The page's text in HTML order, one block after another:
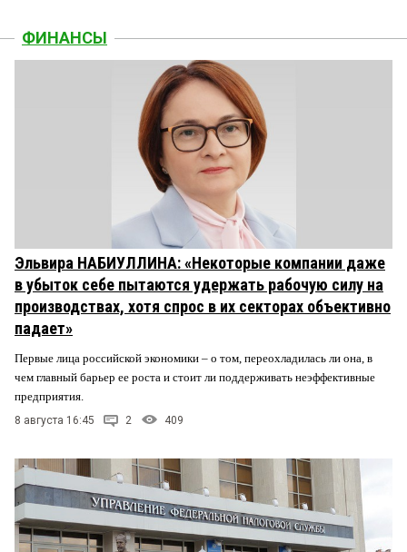
ФИНАНСЫ
Эльвира НАБИУЛЛИНА: «Некоторые компании даже
в убыток себе пытаются удержать рабочую силу на
производствах, хотя спрос в их секторах объективно
падает»
Первые лица российской экономики – о том, переохладилась ли она, в
чем главный барьер ее роста и стоит ли поддерживать неэффективные
предприятия.
8 августа 16:45 2 409